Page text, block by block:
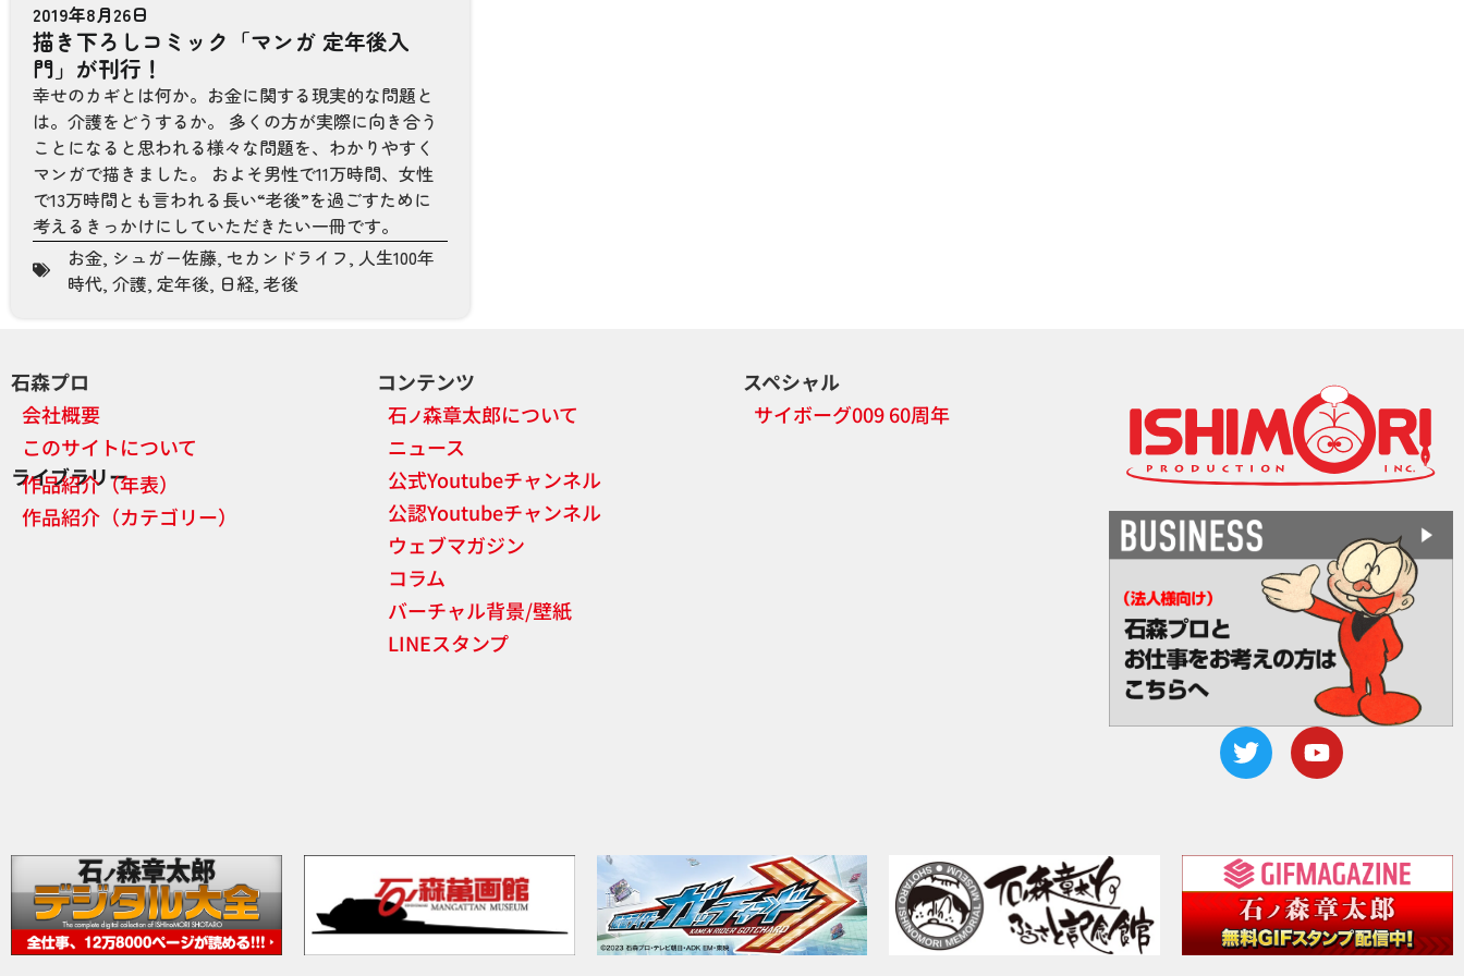
2019年8月26日
描き下ろしコミック「マンガ 定年後入
門」が刊行！
幸せのカギとは何か。お金に関する現実的な問題と
は。介護をどうするか。 多くの方が実際に向き合う
ことになると思われる様々な問題を、わかりやすく
マンガで描きました。 およそ男性で11万時間、女性
で13万時間とも言われる長い“老後”を過ごすために
考えるきっかけにしていただきたい一冊です。
お金, シュガー佐藤, セカンドライフ, 人生100年
時代, 介護, 定年後, 日経, 老後
石森プロ
会社概要
このサイトについて
ライブラリー
作品紹介（年表）
作品紹介（カテゴリー）
コンテンツ
石ノ森章太郎について
ニュース
公式Youtubeチャンネル
公認Youtubeチャンネル
ウェブマガジン
コラム
バーチャル背景/壁紙
LINEスタンプ
スペシャル
サイボーグ009 60周年